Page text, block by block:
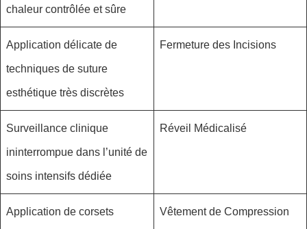
chaleur contrôlée et sûre
Fermeture des Incisions
Application délicate de
techniques de suture
esthétique très discrètes
Réveil Médicalisé
Surveillance clinique
ininterrompue dans l’unité de
soins intensifs dédiée
Vêtement de Compression
Application de corsets